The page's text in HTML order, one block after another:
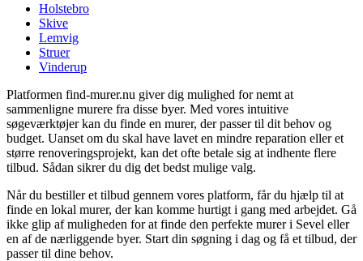
Holstebro
Skive
Lemvig
Struer
Vinderup
Platformen find-murer.nu giver dig mulighed for nemt at
sammenligne murere fra disse byer. Med vores intuitive
søgeværktøjer kan du finde en murer, der passer til dit behov og
budget. Uanset om du skal have lavet en mindre reparation eller et
større renoveringsprojekt, kan det ofte betale sig at indhente flere
tilbud. Sådan sikrer du dig det bedst mulige valg.
Når du bestiller et tilbud gennem vores platform, får du hjælp til at
finde en lokal murer, der kan komme hurtigt i gang med arbejdet. Gå
ikke glip af muligheden for at finde den perfekte murer i Sevel eller
en af de nærliggende byer. Start din søgning i dag og få et tilbud, der
passer til dine behov.